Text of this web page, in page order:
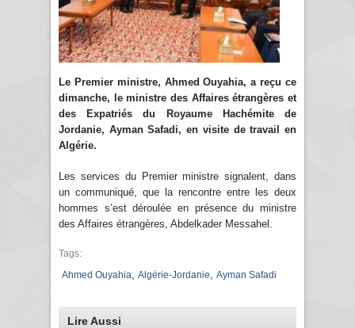
Le Premier ministre, Ahmed Ouyahia, a reçu ce
dimanche, le ministre des Affaires étrangères et
des Expatriés du Royaume Hachémite de
Jordanie, Ayman Safadi, en visite de travail en
Algérie.
Les services du Premier ministre signalent, dans
un communiqué, que la rencontre entre les deux
hommes s’est déroulée en présence du ministre
des Affaires étrangères, Abdelkader Messahel.
Tags:
Ahmed Ouyahia
Algérie-Jordanie Ayman Safadi
Lire Aussi